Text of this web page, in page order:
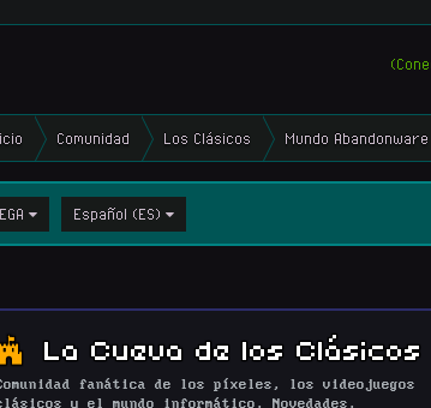
Comunidad Los Clásicos Mundo Abandonware
EGA Español (ES)
La Cueva de los Clásicos
fanática de los píxeles, los videojuegos
y el mundo informático. Novedades,